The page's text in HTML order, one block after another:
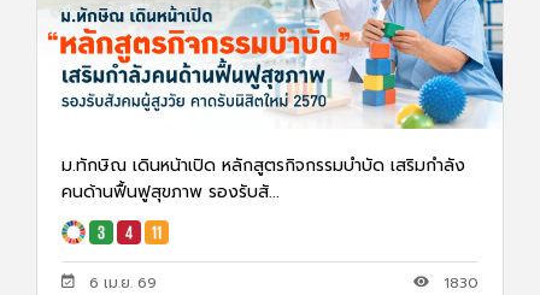
ม.ทักษิณ เดินหน้าเปิด หลักสูตรกิจกรรมบำบัด เสริมกำลัง
คนด้านฟื้นฟูสุขภาพ รองรับสั...
6 เม.ย. 69 1830